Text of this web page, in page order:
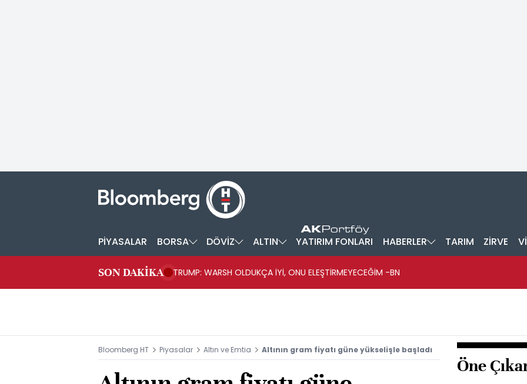
PİYASALAR BORSA DÖVİZ ALTIN YATIRIM FONLARI HABERLER TARIM ZİRVE
SON DAKİKA TRUMP: WARSH OLDUKÇA İYİ, ONU ELEŞTİRMEYECEĞİM -BN
Bloomberg HT Piyasalar Altın ve Emtia Altının gram fiyatı güne yükselişle başladı
Öne